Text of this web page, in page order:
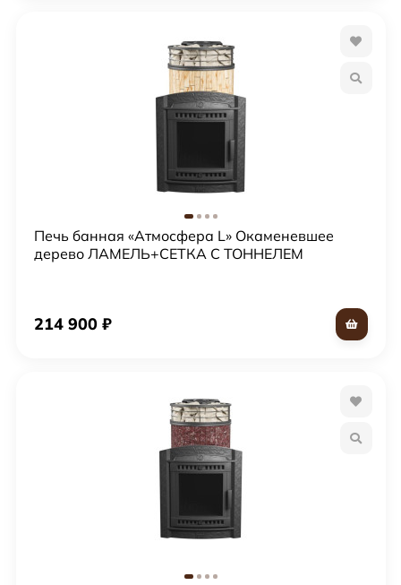
Печь банная «Атмосфера L» Окаменевшее
дерево ЛАМЕЛЬ+СЕТКА С ТОННЕЛЕМ
214 900 ₽